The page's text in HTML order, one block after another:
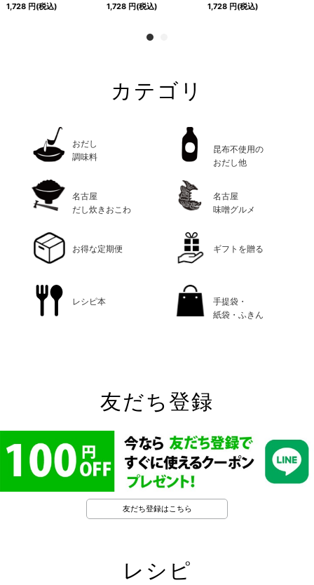
1,728円(税込) 1,728 円(税込) 1,728円(税込)
カテゴリ
おだし
調味料
昆布不使用の
おだし他
名古屋
だし炊きおこわ
名古屋
味噌グルメ
お得な定期便 ギフトを贈る
レシピ本
手提袋・
紙袋・ふきん
友だち登録
友だち登録はこちら
レシピ